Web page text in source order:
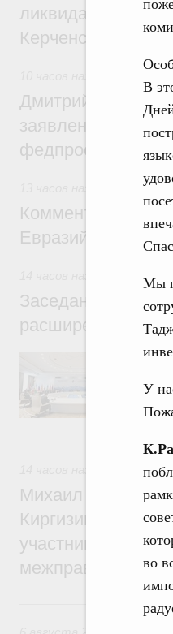
В
Мы
У
во
ликвидации
Керченском
Среднее
Дмитрий
заявлений от
федпроекта
Комментарий
Евразийского
Заседание
расширенном
В
Михаил Мишустин
Киргизии Садыра
участников